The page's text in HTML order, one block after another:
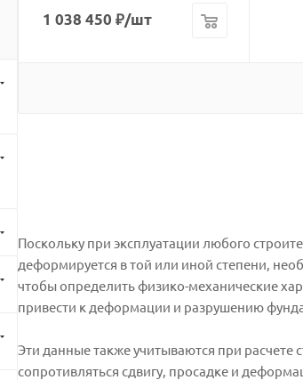
1 038 450 ₽/шт
Поскольку при эксплуатации любого
деформируется в той или иной степени,
чтобы определить физико-механические
привести к деформации и разрушению
Эти данные также учитываются при расчете
сопротивляться сдвигу, просадке и